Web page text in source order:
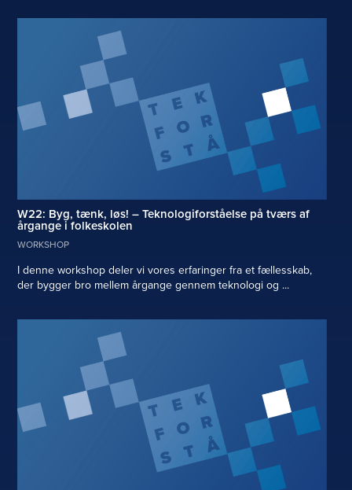
W22: Byg, tænk, løs! – Teknologiforståelse på tværs af
årgange i folkeskolen
WORKSHOP
I denne workshop deler vi vores erfaringer fra et fællesskab,
der bygger bro mellem årgange gennem teknologi og ...